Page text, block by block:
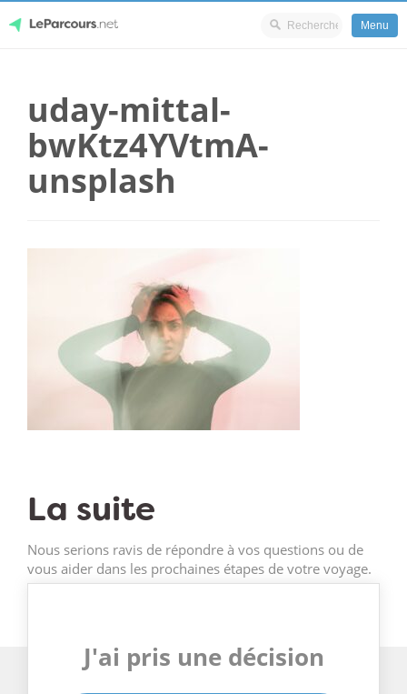
content
Menu
uday-mittal-
bwKtz4YVtmA-
unsplash
La suite
Nous serions ravis de répondre à vos questions ou de
vous aider dans les prochaines étapes de votre voyage.
J'ai pris une décision